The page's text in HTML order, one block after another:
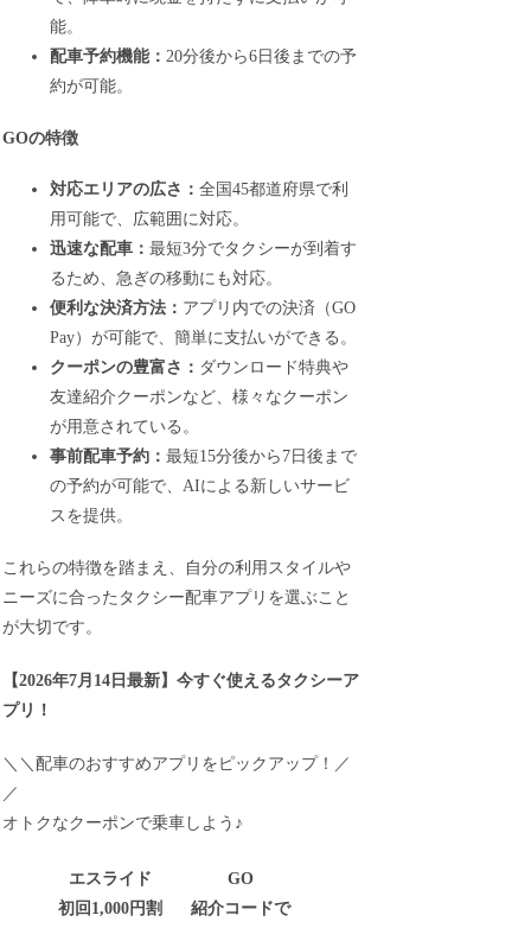
能。
配車予約機能： 20分後から6日後までの予
約が可能。
GOの特徴
対応エリアの広さ：全国45都道府県で利
用可能で、広範囲に対応。
迅速な配車：最短3分でタクシーが到着す
るため、急ぎの移動にも対応。
便利な決済方法： アプリ内での決済（GO
Pay）が可能で、簡単に支払いができる。
クーポンの豊富さ： ダウンロード特典や
友達紹介クーポンなど、様々なクーポン
が用意されている。
事前配車予約：最短15分後から7日後まで
の予約が可能で、AIによる新しいサービ
スを提供。
これらの特徴を踏まえ、自分の利用スタイルや
ニーズに合ったタクシー配車アプリを選ぶこと
が大切です。
【2026年7月14日最新】今すぐ使えるタクシーア
プリ！
＼＼配車のおすすめアプリをピックアップ！／
／
オトクなクーポンで乗車しよう♪
エスライド
初回1,000円割
GO
紹介コードで